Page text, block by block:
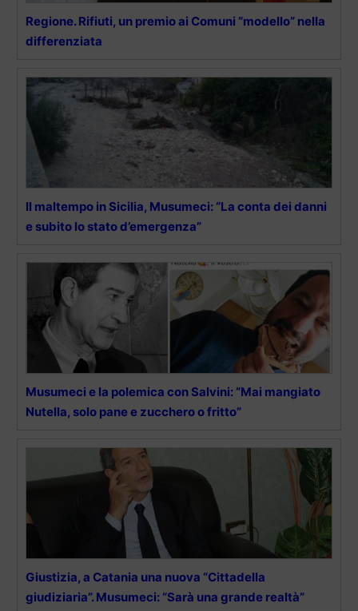
Regione. Rifiuti, un premio ai Comuni “modello” nella
differenziata
Il maltempo in Sicilia, Musumeci: “La conta dei danni
e subito lo stato d’emergenza”
Musumeci e la polemica con Salvini: “Mai mangiato
Nutella, solo pane e zucchero o fritto”
Giustizia, a Catania una nuova “Cittadella
giudiziaria”. Musumeci: “Sarà una grande realtà”